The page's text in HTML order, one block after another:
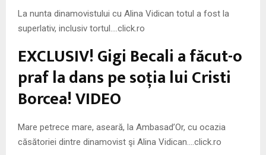
La nunta dinamovistului cu Alina Vidican totul a fost la
superlativ, inclusiv tortul….click.ro
EXCLUSIV! Gigi Becali a făcut-o
praf la dans pe soţia lui Cristi
Borcea! VIDEO
Mare petrece mare, aseară, la Ambasad’Or, cu ocazia
căsătoriei dintre dinamovist şi Alina Vidican….click.ro